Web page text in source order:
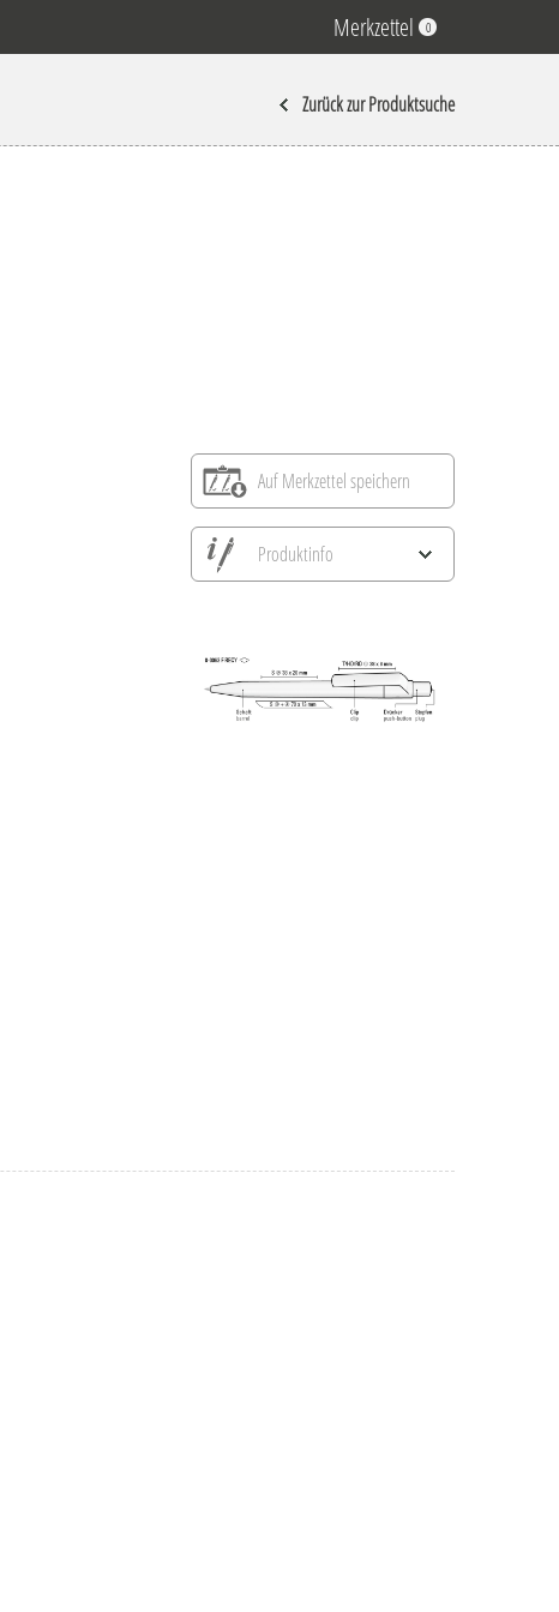
Merkzettel 0
Zurück zur Produktsuche
Auf Merkzettel speichern
Produktinfo